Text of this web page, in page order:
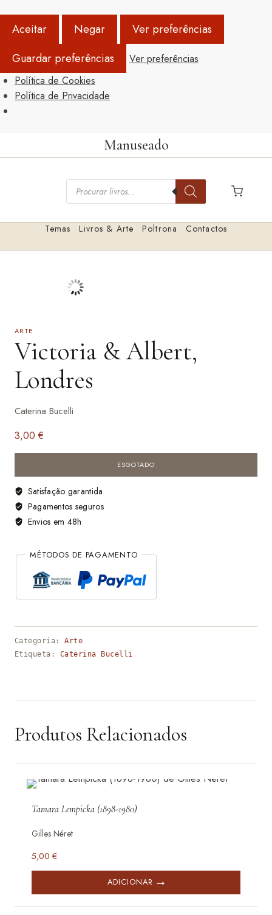
Aceitar Negar
Ver preferências
Guardar preferências
Ver preferências
Política de Cookies
Política de Privacidade
para
Manuseado
Pesquisar
livros
Temas Livros & Arte Poltrona Contactos
ARTE
Victoria & Albert,
Londres
Caterina Bucelli
3,00€
ESGOTADO
Satisfação garantida
Pagamentos seguros
Envios em 48h
MÉTODOS DE PAGAMENTO
Categoria:Arte
Etiqueta: Caterina Bucelli
Produtos Relacionados
Tamara Lempicka (1898-1980)
Gilles Néret
5,00 €
ADICIONAR